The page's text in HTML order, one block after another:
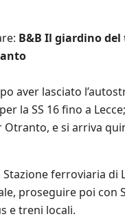
B&B Il giardino
aver lasciato
la SS 16 fino a
Otranto, e si arriva
Stazione ferroviaria di
proseguire poi con
e treni locali.